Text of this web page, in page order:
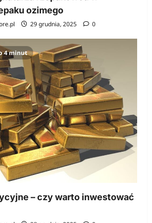
ozimego
29 grudnia, 2025 0
4 minut
– czy warto inwestować